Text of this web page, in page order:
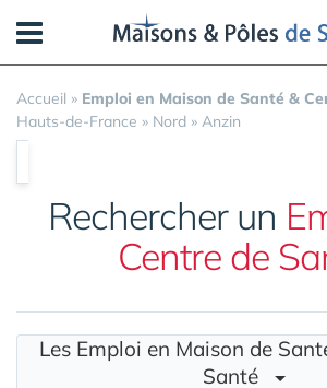
Accueil » Emploi en Maison de Santé &
Hauts-de-France » Nord » Anzin
Rechercher un
Centre de
Les Emploi en Maison de
Santé
Panneau de gestion des cookies